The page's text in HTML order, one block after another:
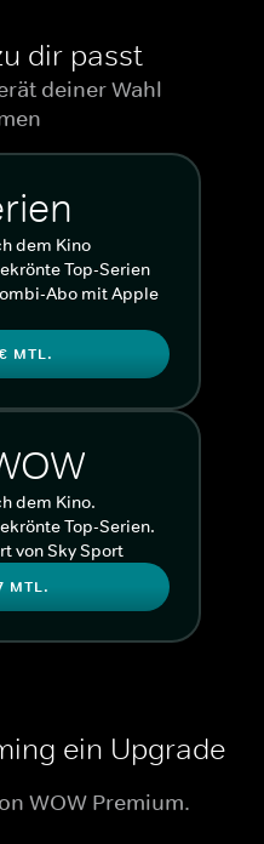
dir passt
deiner Wahl
dem Kino
Top-Serien
Abo mit Apple
MTL.
dem Kino.
Top-Serien.
von Sky Sport
MTL.
ein Upgrade
WOW Premium.